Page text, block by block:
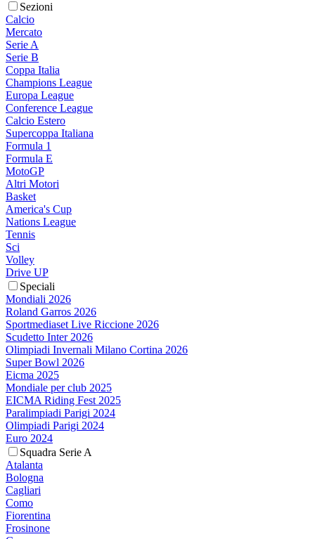
Sezioni
Calcio
Mercato
Serie A
Serie B
Coppa Italia
Champions League
Europa League
Conference League
Calcio Estero
Supercoppa Italiana
Formula 1
Formula E
MotoGP
Altri Motori
Basket
America's Cup
Nations League
Tennis
Sci
Volley
Drive UP
Speciali
Mondiali 2026
Roland Garros 2026
Sportmediaset Live Riccione 2026
Scudetto Inter 2026
Olimpiadi Invernali Milano Cortina 2026
Super Bowl 2026
Eicma 2025
Mondiale per club 2025
EICMA Riding Fest 2025
Paralimpiadi Parigi 2024
Olimpiadi Parigi 2024
Euro 2024
Squadra Serie A
Atalanta
Bologna
Cagliari
Como
Fiorentina
Frosinone